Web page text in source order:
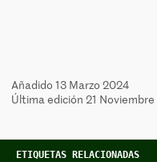
Añadido 13 Marzo 2024
Última edición 21
ETIQUETAS RELACIONADAS